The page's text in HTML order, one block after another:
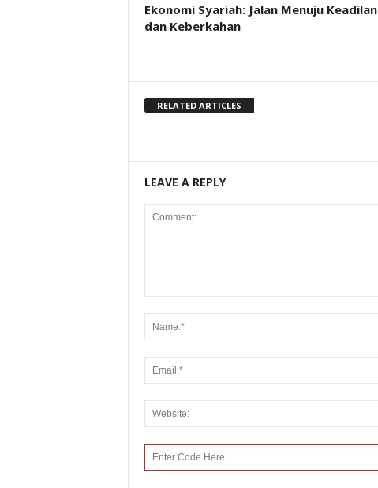
Ekonomi Syariah: Jalan Menuju Keadilan
dan Keberkahan
RELATED ARTICLES
LEAVE A REPLY